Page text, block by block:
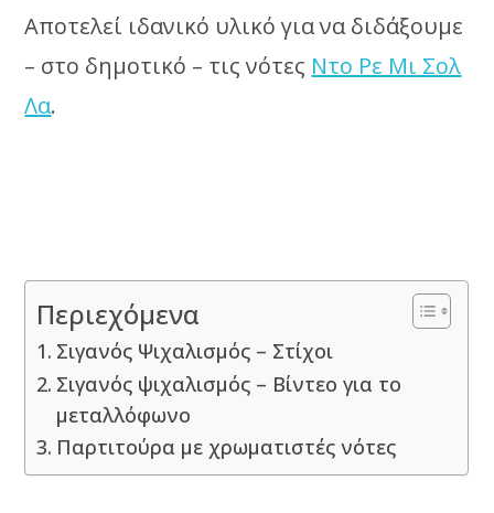
Αποτελεί ιδανικό υλικό για να διδάξουμε
– στο δημοτικό – τις νότες Ντο Ρε Μι Σολ
Λα.
Περιεχόμενα
Σιγανός Ψιχαλισμός – Στίχοι
Σιγανός ψιχαλισμός – Βίντεο για το
μεταλλόφωνο
Παρτιτούρα με χρωματιστές νότες